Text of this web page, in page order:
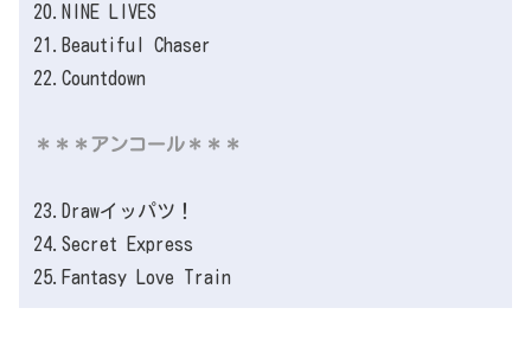
20.NINE LIVES
21.Beautiful Chaser
22.Countdown
＊＊＊アンコール＊＊＊
23.Drawイッパツ！
24.Secret Express
25.Fantasy Love Train